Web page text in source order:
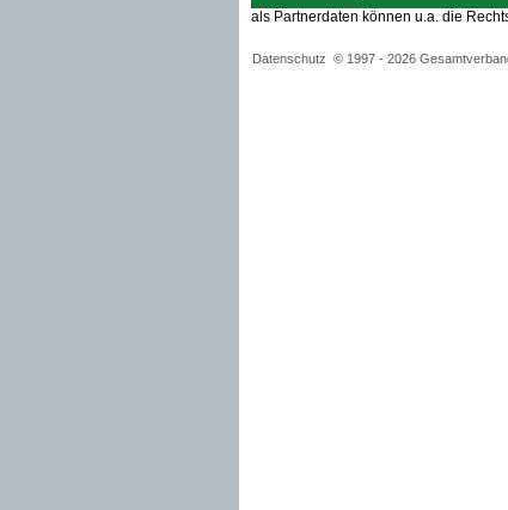
als Partnerdaten können u.a. die
Datenschutz © 1997 - 2026